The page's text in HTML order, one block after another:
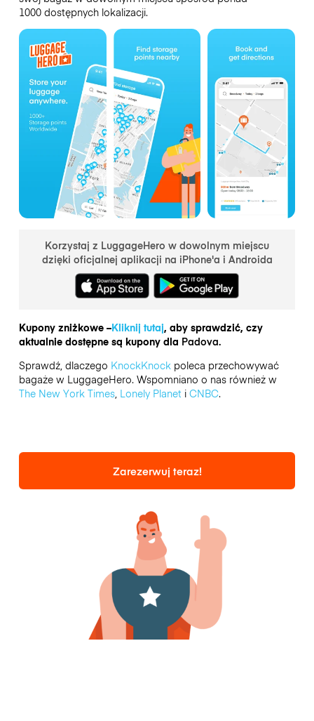
1000 dostępnych lokalizacji.
Korzystaj z LuggageHero w dowolnym miejscu
dzięki oficjalnej aplikacji na iPhone'a i Androida
Kupony zniżkowe –Kliknij tutaj, aby sprawdzić, czy
aktualnie dostępne są kupony dla Padova.
Sprawdź, dlaczego KnockKnockpoleca przechowywać
bagaże w LuggageHero. Wspomniano o nas również w
The New York Times, Lonely Planeti CNBC.
Zarezerwuj teraz!